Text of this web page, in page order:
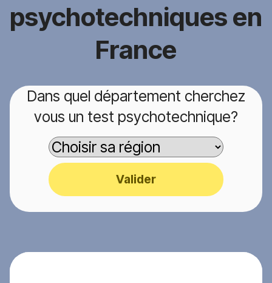
psychotechniques en
France
Dans quel département cherchez
vous un test psychotechnique?
Valider